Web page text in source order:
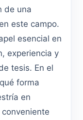
de una
este campo.
esencial en
experiencia y
tesis. En el
forma
en